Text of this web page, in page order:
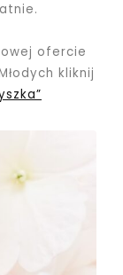
ofercie
kliknij